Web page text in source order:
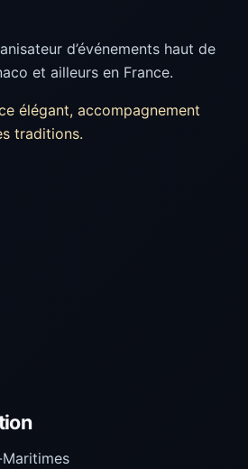
d’événements haut de
et ailleurs en France.
élégant, accompagnement
traditions.